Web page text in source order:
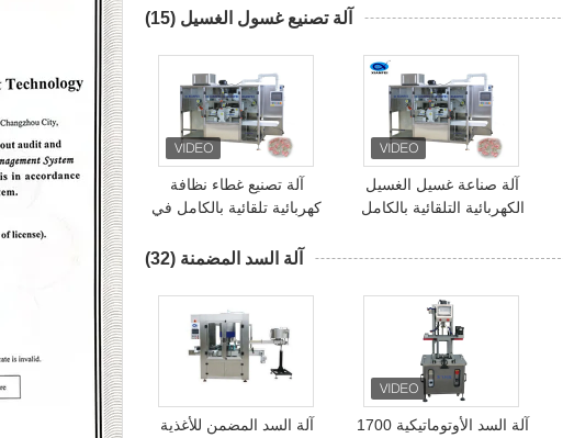
الرمادية
آلة تصنيع غسول الغسيل (15)
آلة تصنيع غطاء نظافة
كهربائية تلقائية بالكامل في
آلة صناعة غسيل الغسيل
الكهربائية التلقائية بالكامل
آلة السد المضمنة (32)
آلة السد المضمن للأغذية
آلة السد الأوتوماتيكية 1700